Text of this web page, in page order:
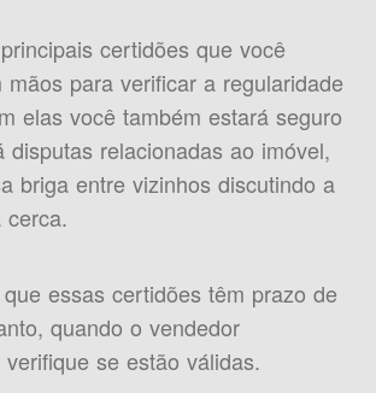
certidões que você
mãos para verificar a regularidade
elas você também estará seguro
disputas relacionadas ao imóvel,
briga entre vizinhos discutindo a
cerca.
essas certidões têm prazo de
quando o vendedor
se estão válidas.